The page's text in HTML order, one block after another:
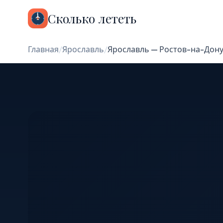
Сколько лететь
Главная/Ярославль/Ярославль — Ростов-на-Дону